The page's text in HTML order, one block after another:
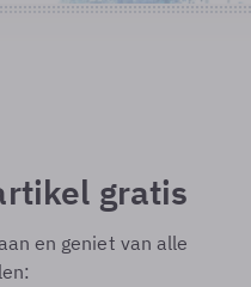
gratis
en geniet van alle